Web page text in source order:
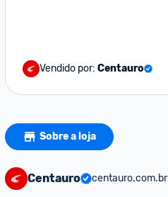
Vendido por: Centauro
Sobre a loja
Centauro centauro.com.br